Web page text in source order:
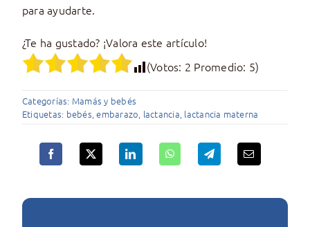
para ayudarte.
¿Te ha gustado? ¡Valora este artículo!
(Votos: 2 Promedio: 5)
Categorías: Mamás y bebés
Etiquetas: bebés,embarazo, lactancia, lactancia materna